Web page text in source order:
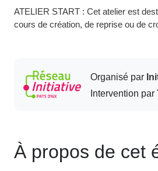
ATELIER START : Cet atelier est
cours de création, de reprise ou de
Organisé par
Intervention par
À propos de cet